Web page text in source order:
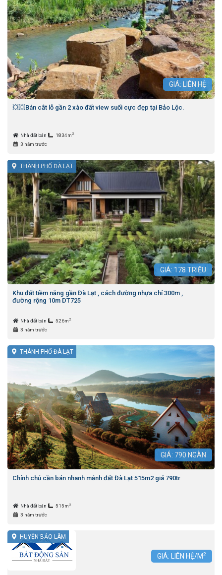
GIÁ: LIÊN HỆ
💥💥Bán cắt lỗ gần 2 xào đất view suối cực đẹp tại Bảo Lộc.
Nhà đất bán 1834m 2
3 năm trước
THÀNH PHỐ ĐÀ LẠT
GIÁ: 178 TRIỆU
Khu đất tiềm năng gần Đà Lạt , cách đường nhựa chỉ 300m ,
đường rộng 10m DT725
Nhà đất bán 526m 2
3 năm trước
THÀNH PHỐ ĐÀ LẠT
GIÁ: 790 NGÀN
Chính chủ cần bán nhanh mảnh đất Đà Lạt 515m2 giá 790tr
Nhà đất bán 515m 2
3 năm trước
HUYỆN BẢO LÂM
GIÁ: LIÊN HỆ/M2